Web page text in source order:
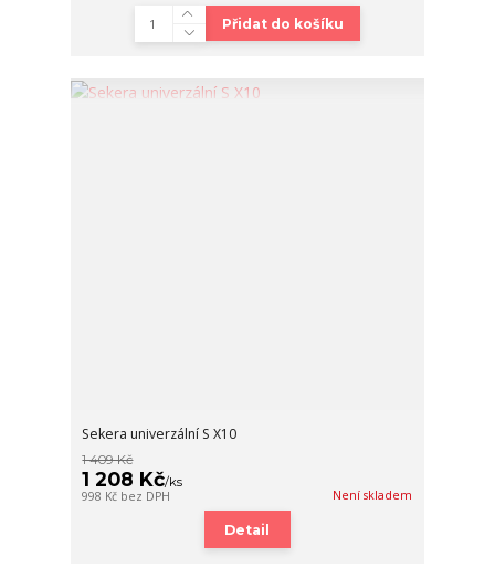
Přidat do košíku
Sekera univerzální S X10
1 409 Kč
1 208 Kč/ks
998 Kč bez DPH Není skladem
Detail